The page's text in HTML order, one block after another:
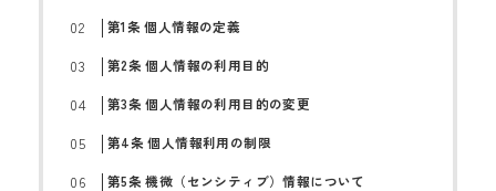
第1条 個人情報の定義
第2条 個人情報の利用目的
第3条 個人情報の利用目的の変更
第4条 個人情報利用の制限
第5条 機微（センシティブ）情報について